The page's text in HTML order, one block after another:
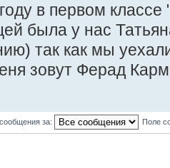
в первом
была у нас
так как мы
зовут Ферад
за: Поле